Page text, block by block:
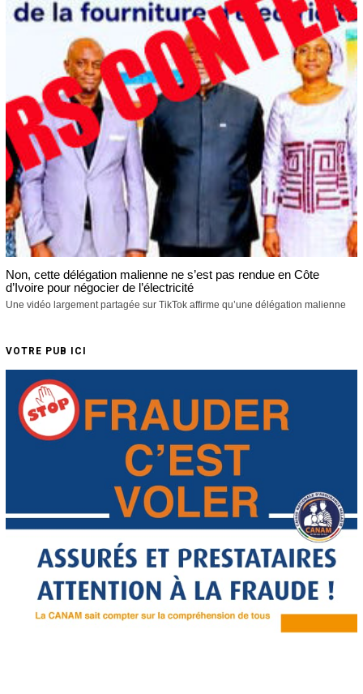
Non, cette délégation malienne ne s’est pas rendue en Côte
d’Ivoire pour négocier de l’électricité
Une vidéo largement partagée sur TikTok affirme qu’une délégation malienne
VOTRE PUB ICI